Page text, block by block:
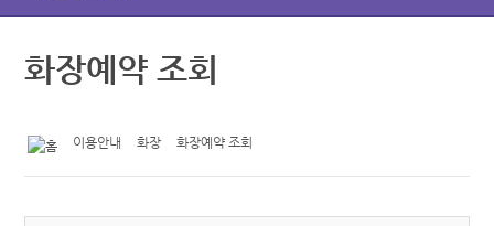
화장예약 조회
이용안내 화장 화장예약 조회